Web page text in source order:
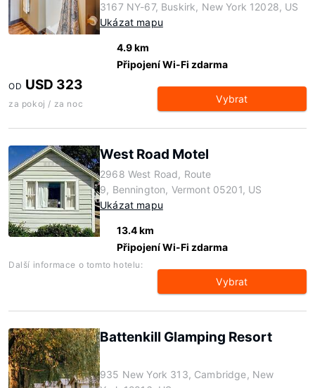
3167 NY-67, Buskirk, New York 12028, US
Ukázat mapu
4.9 km
Připojení Wi-Fi zdarma
OD USD 323
za pokoj / za noc Vybrat
West Road Motel
2968 West Road, Route
9, Bennington, Vermont 05201, US
Ukázat mapu
13.4 km
Připojení Wi-Fi zdarma
Další informace o tomto hotelu:
Vybrat
Battenkill Glamping Resort
935 New York 313, Cambridge, New